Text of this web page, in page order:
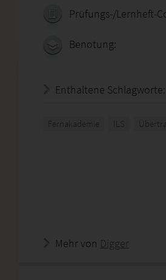
Prüfungs-/Lernheft-
Benotung:
Enthaltene Schlagworte:
Fernakademie ILS
Mehr von Digger